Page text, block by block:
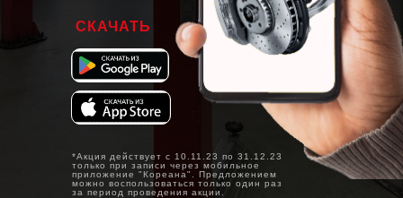
*Акция действует с 10.11.23 по 31.12.23
только при записи через мобильное
приложение "Кореана". Предложением
можно воспользоваться только один раз
за период проведения акции.
СКАЧАТЬ